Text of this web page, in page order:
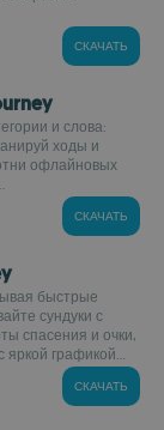
СКАЧАТЬ
и слова:
ходы и
офлайновых
СКАЧАТЬ
быстрые
сундуки с
спасения и очки,
яркой графикой...
СКАЧАТЬ